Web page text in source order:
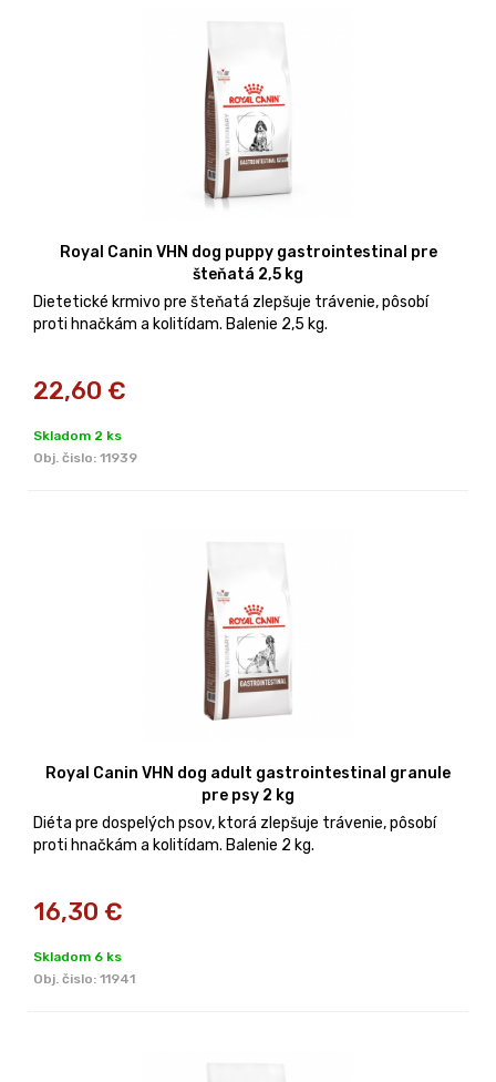
Royal Canin VHN dog puppy gastrointestinal pre
šteňatá 2,5 kg
Dietetické krmivo pre šteňatá zlepšuje trávenie, pôsobí
proti hnačkám a kolitídam. Balenie 2,5 kg.
22,60 €
Skladom 2 ks
Obj. čislo: 11939
Royal Canin VHN dog adult gastrointestinal granule
pre psy 2 kg
Diéta pre dospelých psov, ktorá zlepšuje trávenie, pôsobí
proti hnačkám a kolitídam. Balenie 2 kg.
16,30 €
Skladom 6 ks
Obj. čislo: 11941